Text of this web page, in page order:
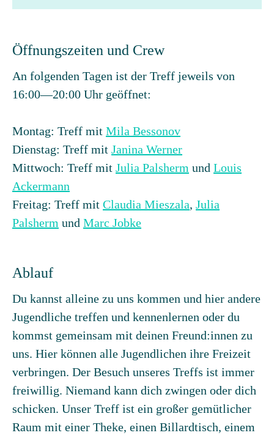
Öffnungszeiten und Crew
An folgenden Tagen ist der Treff jeweils von
16:00—20:00 Uhr geöffnet:
Montag: Treff mit Mila Bessonov
Dienstag: Treff mit Janina Werner
Mittwoch: Treff mit Julia Palsherm und Louis
Ackermann
Freitag: Treff mit Claudia Mieszala, Julia
Palsherm und Marc Jobke
Ablauf
Du kannst alleine zu uns kommen und hier andere
Jugendliche treffen und kennenlernen oder du
kommst gemeinsam mit deinen Freund:innen zu
uns. Hier können alle Jugendlichen ihre Freizeit
verbringen. Der Besuch unseres Treffs ist immer
freiwillig. Niemand kann dich zwingen oder dich
schicken. Unser Treff ist ein großer gemütlicher
Raum mit einer Theke, einen Billardtisch, einem